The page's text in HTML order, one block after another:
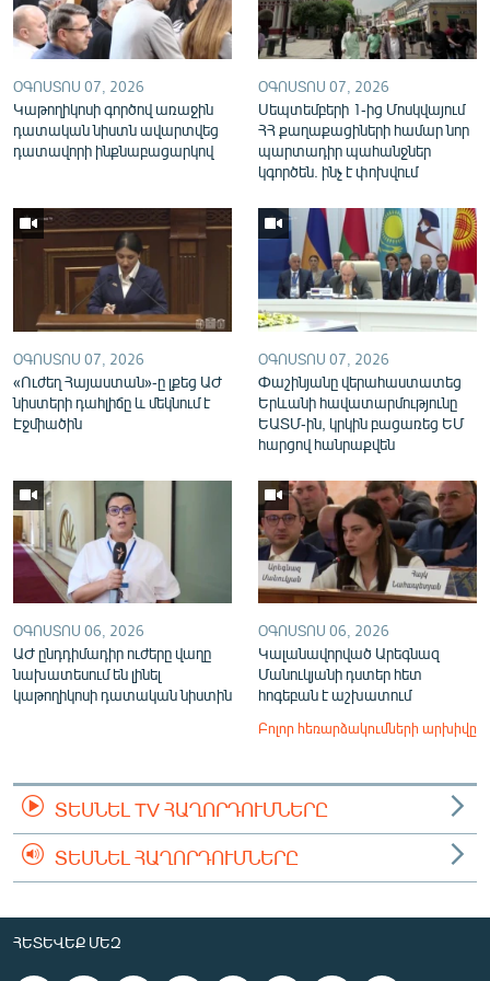
English
Русский
ՀԵՏԵՎԵՔ ՄԵԶ
«Ազատության» բոլոր կայքերը
ՕԳՈՍՏՈՍ 07, 2026
Կաթողիկոսի գործով առաջին
դատական նիստն ավարտվեց
դատավորի ինքնաբացարկով
ՕԳՈՍՏՈՍ 07, 2026
Սեպտեմբերի 1-ից Մոսկվայում
ՀՀ քաղաքացիների համար նոր
պարտադիր պահանջներ
կգործեն. ինչ է փոխվում
ՕԳՈՍՏՈՍ 07, 2026
«Ուժեղ Հայաստան»-ը լքեց ԱԺ
նիստերի դահլիճը և մեկնում է
Էջմիածին
ՕԳՈՍՏՈՍ 07, 2026
Փաշինյանը վերահաստատեց
Երևանի հավատարմությունը
ԵԱՏՄ-ին, կրկին բացառեց ԵՄ
հարցով հանրաքվեն
ՕԳՈՍՏՈՍ 06, 2026
ԱԺ ընդդիմադիր ուժերը վաղը
նախատեսում են լինել
կաթողիկոսի դատական նիստին
ՕԳՈՍՏՈՍ 06, 2026
Կալանավորված Արեգնազ
Մանուկյանի դստեր հետ
հոգեբան է աշխատում
Բոլոր հեռարձակումների արխիվը
ՏԵՍՆԵԼ TV ՀԱՂՈՐԴՈՒՄՆԵՐԸ
ՏԵՍՆԵԼ ՀԱՂՈՐԴՈՒՄՆԵՐԸ
ՀԵՏԵՎԵՔ ՄԵԶ